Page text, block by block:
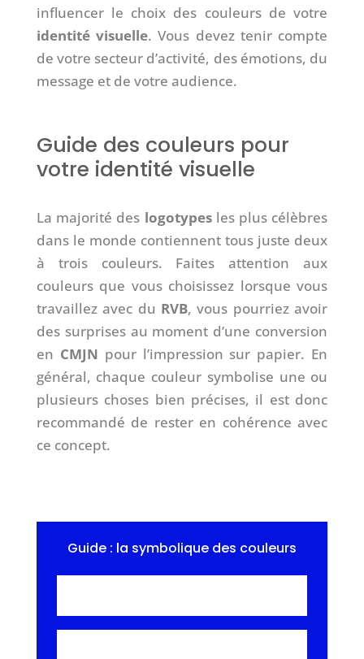
influencer le choix des couleurs de votre
identité visuelle. Vous devez tenir compte
de votre secteur d’activité, des émotions, du
message et de votre audience.
Guide des couleurs pour
votre identité visuelle
La majorité des logotypesles plus célèbres
dans le monde contiennent tous juste deux
à trois couleurs. Faites attention aux
couleurs que vous choisissez lorsque vous
travaillez avec du RVB, vous pourriez avoir
des surprises au moment d’une conversion
en CMJN pour l’impression sur papier. En
général, chaque couleur symbolise une ou
plusieurs choses bien précises, il est donc
recommandé de rester en cohérence avec
ce concept.
Guide : la symbolique des couleurs